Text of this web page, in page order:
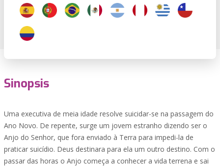
Sinopsis
Uma executiva de meia idade resolve suicidar-se na passagem do
Ano Novo. De repente, surge um jovem estranho dizendo ser o
Anjo do Senhor, que fora enviado à Terra para impedi-la de
praticar suicídio. Deus destinara para ela um outro destino. Com o
passar das horas o Anjo começa a conhecer a vida terrena e sai